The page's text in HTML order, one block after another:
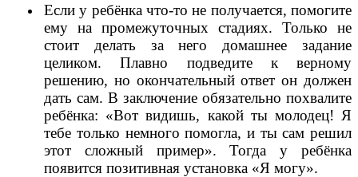
Если у ребёнка что-то не получается, помогите
ему на промежуточных стадиях. Только не
стоит делать за него домашнее задание
целиком. Плавно подведите к верному
решению, но окончательный ответ он должен
дать сам. В заключение обязательно похвалите
ребёнка: «Вот видишь, какой ты молодец! Я
тебе только немного помогла, и ты сам решил
этот сложный пример». Тогда у ребёнка
появится позитивная установка «Я могу».